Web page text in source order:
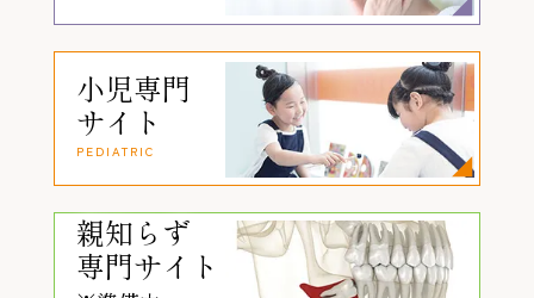
小児専門
サイト
PEDIATRIC
親知らず
専門サイト